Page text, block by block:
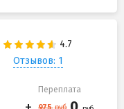
Отзывов: 1
Переплата